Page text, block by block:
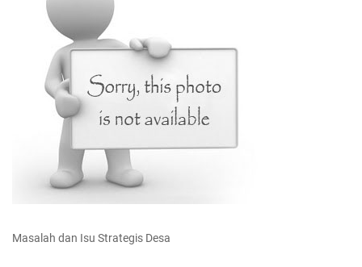
Masalah dan Isu Strategis Desa